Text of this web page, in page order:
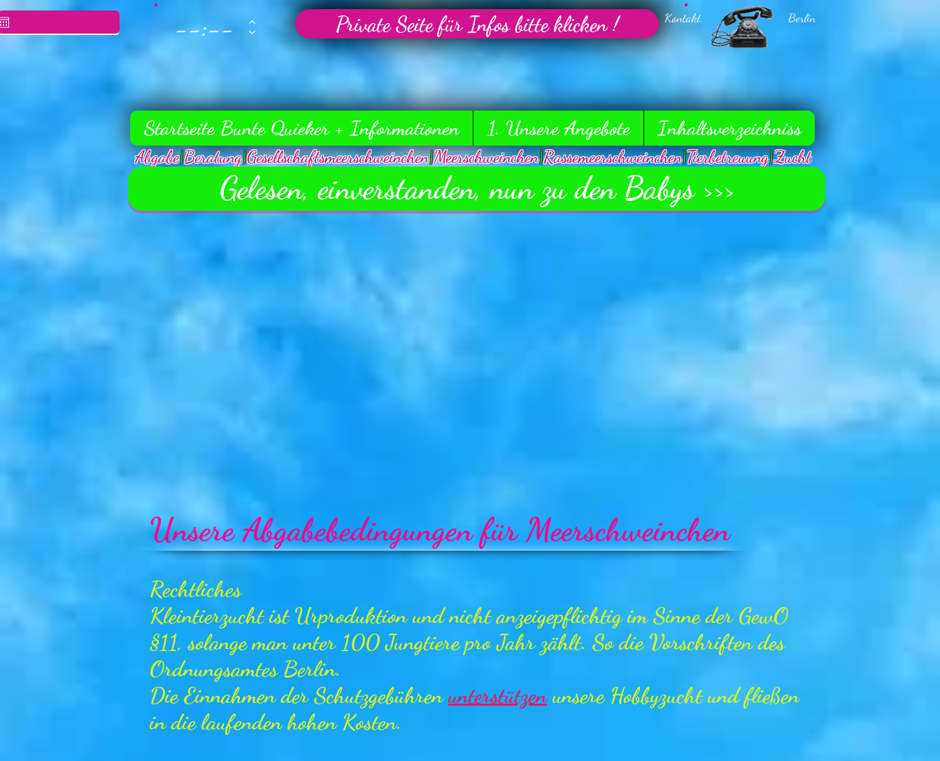
Private Seite für Infos bitte klicken ! Kontakt Berlin
Startseite Bunte Quieker + Informationen 1. Unsere Angebote Inhaltsverzeichniss
Abgabe|Beratung|Gesellschaftsmeerschweinchen|Meerschweinchen|Rassemeerschweinchen|Tierbetreuung|Zucht
Gelesen, einverstanden, nun zu den Babys >>>
Unsere Abgabebedingungen für Meerschweinchen
Rechtliches
Kleintierzucht ist Urproduktion und nicht anzeigepflichtig im Sinne der GewO
§11, solange man unter 100 Jungtiere pro Jahr zählt. So die Vorschriften des
Ordnungsamtes Berlin.
Die Einnahmen der Schutzgebührenunterstützenunsere Hobbyzucht und fließen
in die laufenden hohen Kosten.